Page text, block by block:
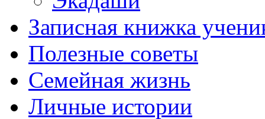
Записная книжка
Полезные советы
Семейная жизнь
Личные истории